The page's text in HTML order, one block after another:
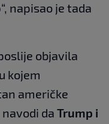
“, napisao je tada
objavila
kojem
američke
navodi da Trump i